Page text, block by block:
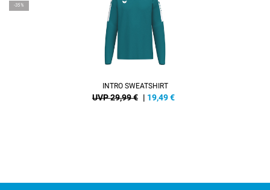
-35%
INTRO SWEATSHIRT
UVP 29,99 € | 19,49€